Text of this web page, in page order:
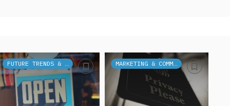
FUTURE TRENDS & TECH MARKETING & COMMUNICATION